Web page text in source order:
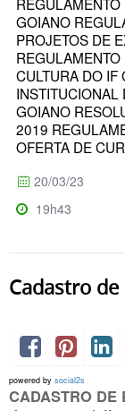
GOIANO
PROJETOS DE
CULTURA DO IF
INSTITUCIONAL
GOIANO
2019
OFERTA DE
20/03/23
19h43
Cadastro
powered by social2s
CADASTRO